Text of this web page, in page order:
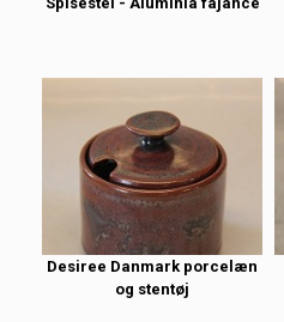
Desiree Danmark porcelæn
og stentøj